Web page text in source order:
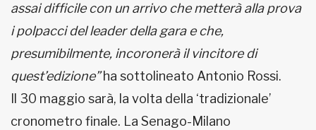
assai difficile con un arrivo che metterà alla prova
i polpacci del leader della gara e che,
presumibilmente, incoronerà il vincitore di
quest’edizione”ha sottolineato Antonio Rossi.
Il 30 maggio sarà, la volta della ‘tradizionale’
cronometro finale. La Senago-Milano